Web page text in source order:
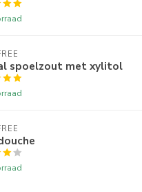
spoelzout met xylitol